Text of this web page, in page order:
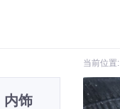
当前位置:
内饰